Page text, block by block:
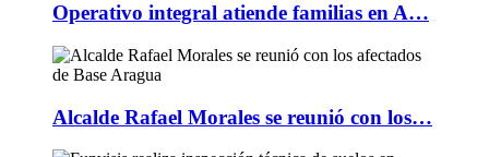
Operativo integral atiende familias en A…
Alcalde Rafael Morales se reunió con los…